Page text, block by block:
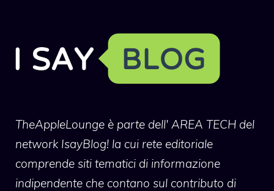
TheAppleLounge è parte dell' AREA TECH del
network IsayBlog! la cui rete editoriale
comprende siti tematici di informazione
indipendente che contano sul contributo di